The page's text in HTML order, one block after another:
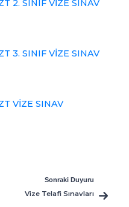
2. SINIF VİZE SINAV
3. SINIF VİZE SINAV
VİZE SINAV
Sonraki Duyuru
Vize Telafi Sınavları